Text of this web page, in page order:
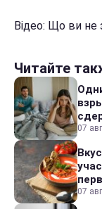
Відео: Що ви не
Читайте
07
07